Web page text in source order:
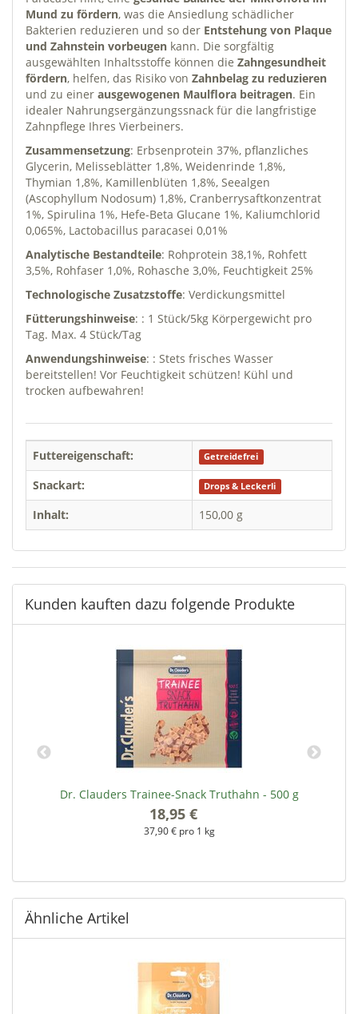
Mund zu fördern, was die Ansiedlung schädlicher
Bakterien reduzieren und so der Entstehung von Plaque
und Zahnstein vorbeugen kann. Die sorgfältig
ausgewählten Inhaltsstoffe können die Zahngesundheit
fördern, helfen, das Risiko von Zahnbelag zu reduzieren
und zu einer ausgewogenen Maulflora beitragen. Ein
idealer Nahrungsergänzungssnack für die langfristige
Zahnpflege Ihres Vierbeiners.
Zusammensetzung: Erbsenprotein 37%, pflanzliches
Glycerin, Melisseblätter 1,8%, Weidenrinde 1,8%,
Thymian 1,8%, Kamillenblüten 1,8%, Seealgen
(Ascophyllum Nodosum) 1,8%, Cranberrysaftkonzentrat
1%, Spirulina 1%, Hefe-Beta Glucane 1%, Kaliumchlorid
0,065%, Lactobacillus paracasei 0,01%
Analytische Bestandteile: Rohprotein 38,1%, Rohfett
3,5%, Rohfaser 1,0%, Rohasche 3,0%, Feuchtigkeit 25%
Technologische Zusatzstoffe: Verdickungsmittel
Fütterungshinweise: : 1 Stück/5kg Körpergewicht pro
Tag. Max. 4 Stück/Tag
Anwendungshinweise: : Stets frisches Wasser
bereitstellen! Vor Feuchtigkeit schützen! Kühl und
trocken aufbewahren!
Futtereigenschaft: Getreidefrei
Snackart: Drops & Leckerli
Inhalt: 150,00 g
Kunden kauften dazu folgende Produkte
Dr. Clauders Trainee-Snack Truthahn - 500 g
18,95 €
37,90 € pro 1 kg
Ähnliche Artikel